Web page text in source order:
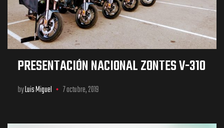
PRESENTACIÓN NACIONAL ZONTES V-310
byLuis Miguel 7 octubre, 2019